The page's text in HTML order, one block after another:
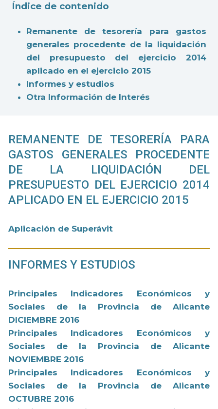
Índice de contenido
Remanente de tesorería para gastos
generales procedente de la liquidación
del presupuesto del ejercicio 2014
aplicado en el ejercicio 2015
Informes y estudios
Otra Información de Interés
REMANENTE DE TESORERÍA PARA
GASTOS GENERALES PROCEDENTE
DE LA LIQUIDACIÓN DEL
PRESUPUESTO DEL EJERCICIO 2014
APLICADO EN EL EJERCICIO 2015
Aplicación de Superávit
INFORMES Y ESTUDIOS
Principales Indicadores Económicos y
Sociales de la Provincia de Alicante
DICIEMBRE 2016
Principales Indicadores Económicos y
Sociales de la Provincia de Alicante
NOVIEMBRE 2016
Principales Indicadores Económicos y
Sociales de la Provincia de Alicante
OCTUBRE 2016